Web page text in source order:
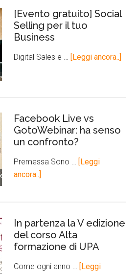
[Evento gratuito] Social
Selling per il tuo
Business
Digital Sales e … [Leggi ancora..]
Facebook Live vs
GotoWebinar: ha senso
un confronto?
Premessa Sono …
[Leggi
ancora..]
In partenza la V edizione
del corso Alta
formazione di UPA
Come ogni anno …
[Leggi